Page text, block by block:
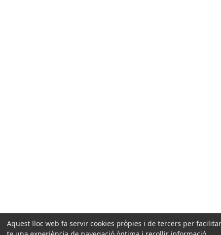
Aquest lloc web fa servir cookies pròpies i de tercers per